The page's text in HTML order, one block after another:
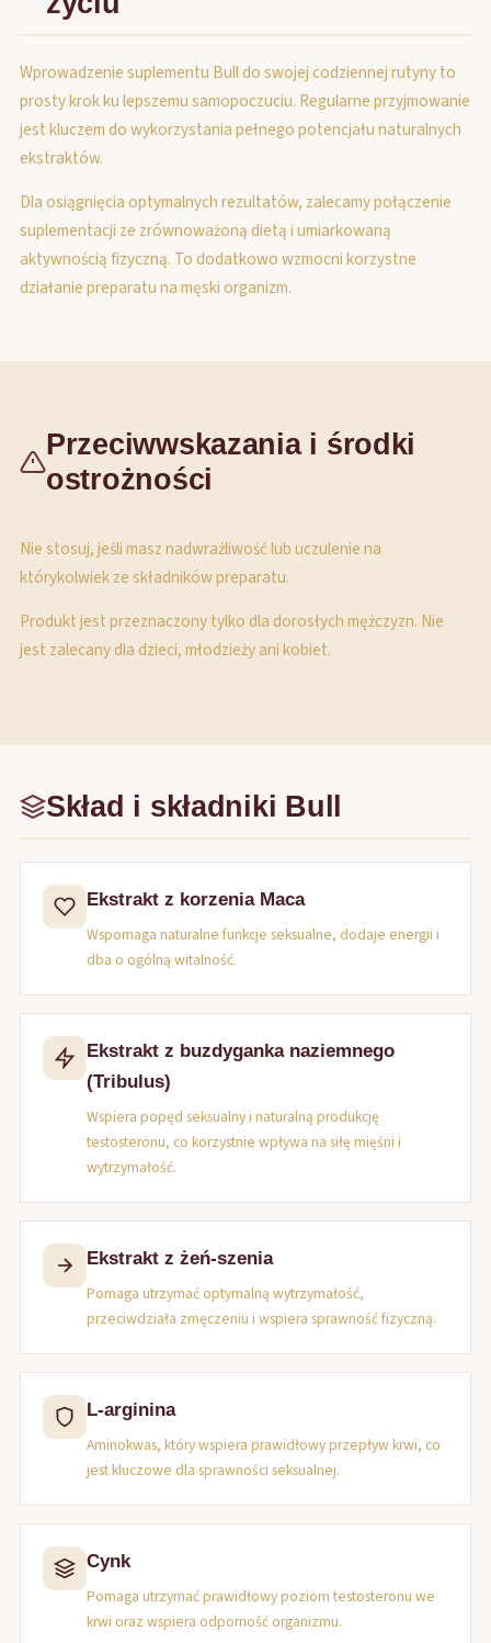
Wprowadzenie suplementu Bull do swojej codziennej rutyny to
prosty krok ku lepszemu samopoczuciu. Regularne przyjmowanie
jest kluczem do wykorzystania pełnego potencjału naturalnych
ekstraktów.
Dla osiągnięcia optymalnych rezultatów, zalecamy połączenie
suplementacji ze zrównoważoną dietą i umiarkowaną
aktywnością fizyczną. To dodatkowo wzmocni korzystne
działanie preparatu na męski organizm.
Przeciwwskazania i środki
ostrożności
Nie stosuj, jeśli masz nadwrażliwość lub uczulenie na
którykolwiek ze składników preparatu.
Produkt jest przeznaczony tylko dla dorosłych mężczyzn. Nie
jest zalecany dla dzieci, młodzieży ani kobiet.
Skład i składniki Bull
Ekstrakt z korzenia Maca
Wspomaga naturalne funkcje seksualne, dodaje energii i
dba o ogólną witalność.
Ekstrakt z buzdyganka naziemnego
(Tribulus)
Wspiera popęd seksualny i naturalną produkcję
testosteronu, co korzystnie wpływa na siłę mięśni i
wytrzymałość.
Ekstrakt z żeń-szenia
Pomaga utrzymać optymalną wytrzymałość,
przeciwdziała zmęczeniu i wspiera sprawność fizyczną.
L-arginina
Aminokwas, który wspiera prawidłowy przepływ krwi, co
jest kluczowe dla sprawności seksualnej.
Cynk
Pomaga utrzymać prawidłowy poziom testosteronu we
krwi oraz wspiera odporność organizmu.